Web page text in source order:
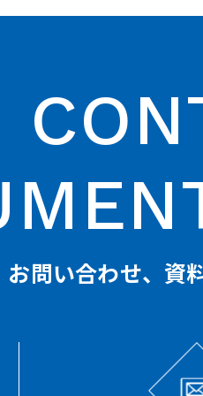
お問い合わせ、資